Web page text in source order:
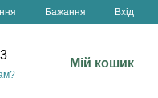
Бажання Вхід
Мій кошик